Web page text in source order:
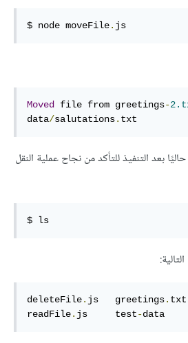
$ node moveFile. js
Moved file from greetings-
data/salutations. txt
بعد التنفيذ للتأكد من نجاح عملية النقل
$ ls
deleteFile. js   greetings. txt
readFile. js     test-data